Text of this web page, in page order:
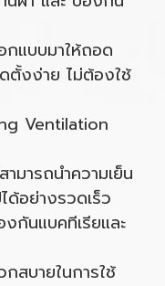
แบบมาให้ถอด
ตั้งง่าย ไม่ต้องใช้
Ventilation
มารถนำความเย็น
ด้อย่างรวดเร็ว
กันแบคทีเรียและ
สบายในการใช้